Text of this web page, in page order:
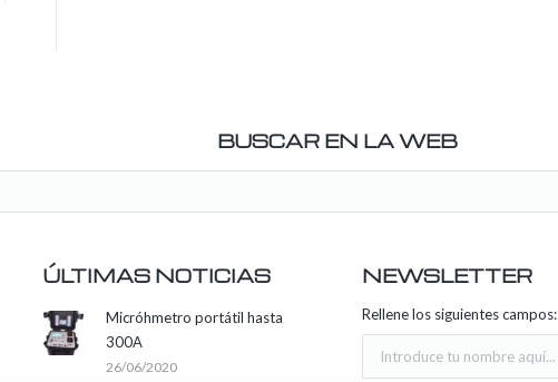
BUSCAR EN LA WEB
ÚLTIMAS NOTICIAS
Micróhmetro portátil hasta
300A
26/06/2020
NEWSLETTER
Rellene los siguientes campos: